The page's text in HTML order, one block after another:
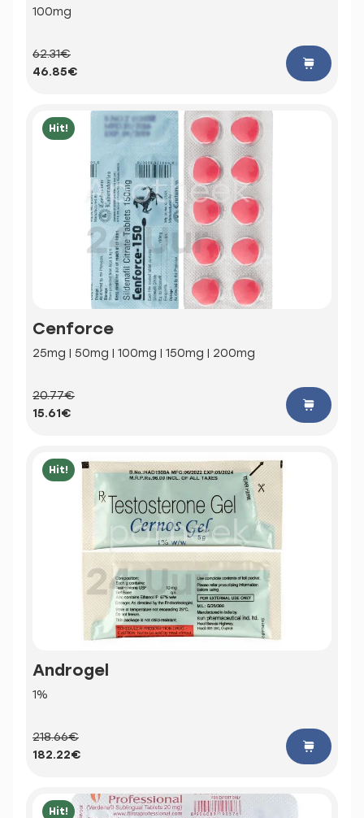
100mg
62.31€
46.85€
Hit!
Cenforce
25mg | 50mg | 100mg | 150mg | 200mg
20.77€
15.61€
Hit!
Androgel
1%
218.66€
182.22€
Hit!